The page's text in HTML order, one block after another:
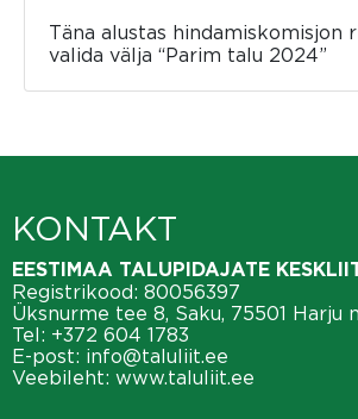
Täna alustas hindamiskomisjon
valida välja “Parim talu 2024”
KONTAKT
EESTIMAA TALUPIDAJATE
Registrikood: 80056397
Üksnurme tee 8, Saku, 75501 Harju
Tel: +372 604 1783
E-post: info@taluliit.ee
Veebileht: www.taluliit.ee